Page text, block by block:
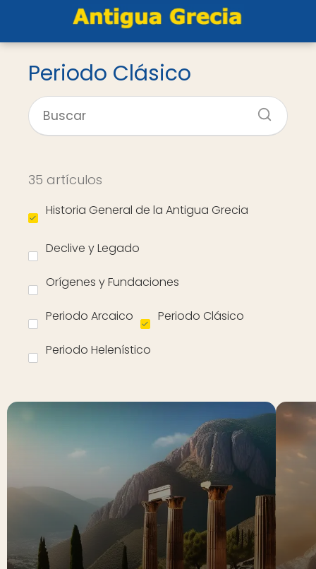
Periodo Clásico
35 artículos
Historia General de la Antigua Grecia
Declive y Legado
Orígenes y Fundaciones
Periodo Arcaico Periodo Clásico
Periodo Helenístico